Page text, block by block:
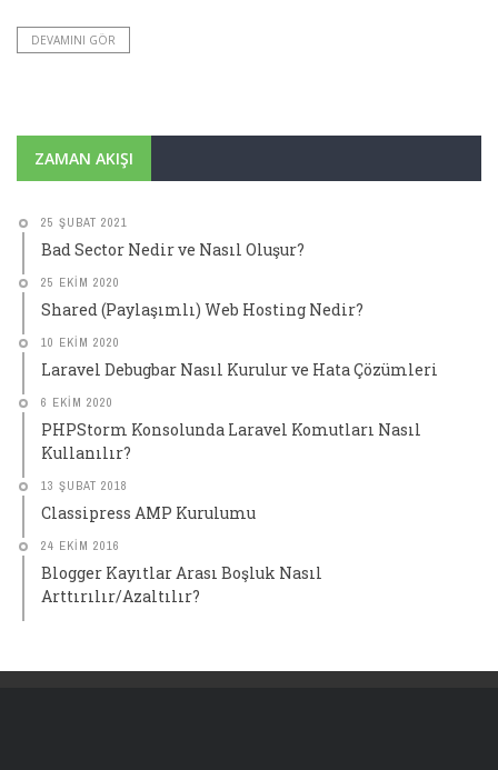
DEVAMINI GÖR
ZAMAN AKIŞI
25 ŞUBAT 2021
Bad Sector Nedir ve Nasıl Oluşur?
25 EKIM 2020
Shared (Paylaşımlı) Web Hosting Nedir?
10 EKIM 2020
Laravel Debugbar Nasıl Kurulur ve Hata Çözümleri
6 EKIM 2020
PHPStorm Konsolunda Laravel Komutları Nasıl
Kullanılır?
13 ŞUBAT 2018
Classipress AMP Kurulumu
24 EKIM 2016
Blogger Kayıtlar Arası Boşluk Nasıl
Arttırılır/Azaltılır?